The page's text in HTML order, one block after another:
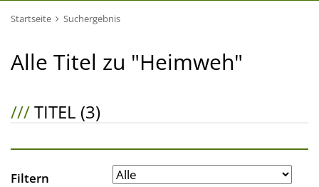
Startseite Suchergebnis
Alle Titel zu "Heimweh"
///TITEL (3)
Filtern